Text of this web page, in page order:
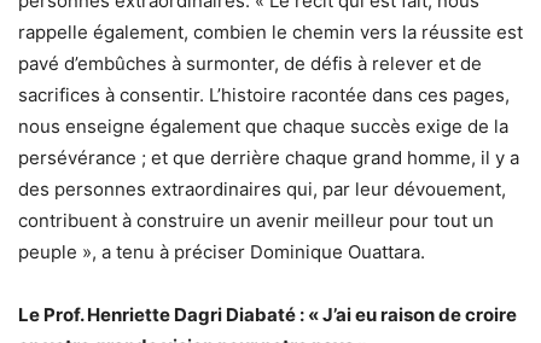
rappelle également, combien le chemin vers la réussite est
pavé d’embûches à surmonter, de défis à relever et de
sacrifices à consentir. L’histoire racontée dans ces pages,
nous enseigne également que chaque succès exige de la
persévérance ; et que derrière chaque grand homme, il y a
des personnes extraordinaires qui, par leur dévouement,
contribuent à construire un avenir meilleur pour tout un
peuple », a tenu à préciser Dominique Ouattara.
Le Prof. Henriette Dagri Diabaté : « J’ai eu raison de croire